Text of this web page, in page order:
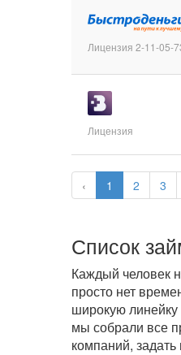
‹ 1 2 3
Лицензия 2-11-05-
Лицензия
Список
Каждый человек
просто нет
широкую линейку
мы собрали все
компаний,